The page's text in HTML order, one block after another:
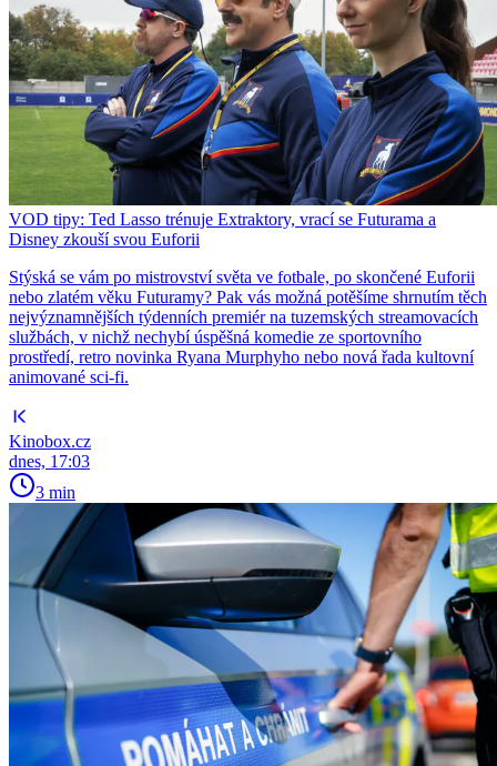
VOD tipy: Ted Lasso trénuje Extraktory, vrací se Futurama a
Disney zkouší svou Euforii
Stýská se vám po mistrovství světa ve fotbale, po skončené Euforii
nebo zlatém věku Futuramy? Pak vás možná potěšíme shrnutím těch
nejvýznamnějších týdenních premiér na tuzemských streamovacích
službách, v nichž nechybí úspěšná komedie ze sportovního
prostředí, retro novinka Ryana Murphyho nebo nová řada kultovní
animované sci-fi.
Kinobox.cz
dnes, 17:03
3 min